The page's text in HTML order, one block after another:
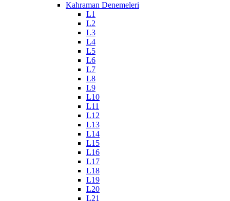
Kahraman Denemeleri
L1
L2
L3
L4
L5
L6
L7
L8
L9
L10
L11
L12
L13
L14
L15
L16
L17
L18
L19
L20
L21